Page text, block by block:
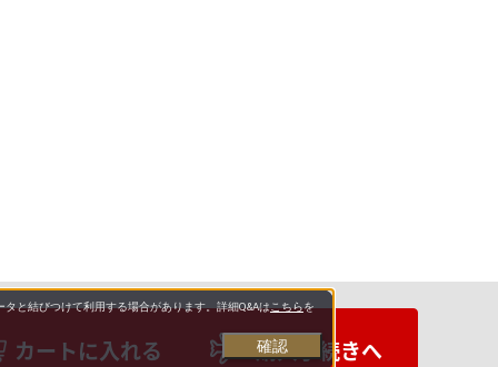
カートに入れる 購入手続きへ
と結びつけて利用する場合があります。詳細Q&Aはこちらを
確認